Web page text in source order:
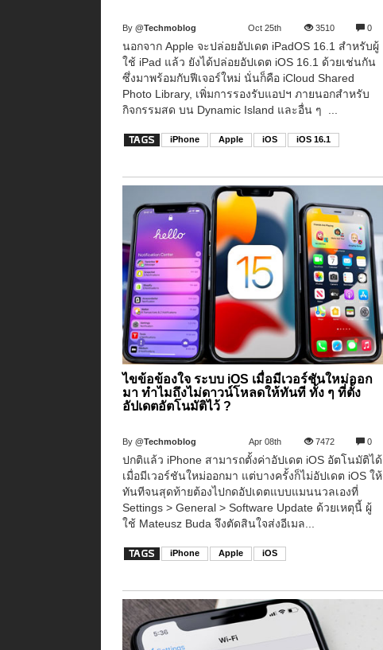
By@Techmoblog Oct 25th 3510 0
นอกจาก Apple จะปล่อยอัปเดต iPadOS 16.1 สำหรับผู้
ใช้ iPad แล้ว ยังได้ปล่อยอัปเดต iOS 16.1 ด้วยเช่นกัน
ซึ่งมาพร้อมกับฟีเจอร์ใหม่ นั่นก็คือ iCloud Shared
Photo Library, เพิ่มการรองรับแอปฯ ภายนอกสำหรับ
กิจกรรมสด บน Dynamic Island และอื่น ๆ ...
iPhone Apple iOS iOS 16.1
ไขข้อข้องใจ ระบบ iOS เมื่อมีเวอร์ชันใหม่ออก
มา ทำไมถึงไม่ดาวน์โหลดให้ทันที ทั้ง ๆ ที่ตั้ง
อัปเดตอัตโนมัติไว้ ?
By@Techmoblog Apr 08th 7472 0
ปกติแล้ว iPhone สามารถตั้งค่าอัปเดต iOS อัตโนมัติได้
เมื่อมีเวอร์ชันใหม่ออกมา แต่บางครั้งก็ไม่อัปเดต iOS ให้
ทันทีจนสุดท้ายต้องไปกดอัปเดตแบบแมนนวลเองที่
Settings > General > Software Update ด้วยเหตุนี้ ผู้
ใช้ Mateusz Buda จึงตัดสินใจส่งอีเมล...
iPhone Apple iOS